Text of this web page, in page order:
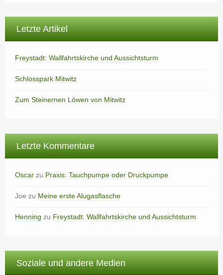
Letzte Artikel
Freystadt: Wallfahrtskirche und Aussichtsturm
Schlosspark Mitwitz
Zum Steinernen Löwen von Mitwitz
Letzte Kommentare
Oscar zu Praxis: Tauchpumpe oder Druckpumpe
Joe zu Meine erste Alugasflasche
Henning zu Freystadt: Wallfahrtskirche und Aussichtsturm
Soziale und andere Medien